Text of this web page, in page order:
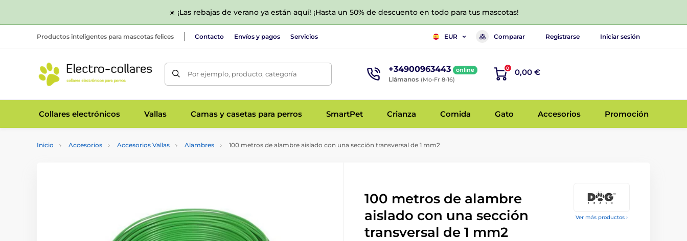
☀️ ¡Las rebajas de verano ya están aquí! ¡Hasta un 50% de descuento en todo para tus mascotas!
Productos inteligentes para mascotas felices Contacto Envíos y pagos Servicios EUR Comparar Registrarse Iniciar sesión
Por ejemplo, producto, categoría +34900963443 online
Llámanos (Mo-Fr 8-16)
0 0,00 €
Collares electrónicos Vallas Camas y casetas para perros SmartPet Crianza Comida Gato Accesorios Promoción
Inicio Accesorios Accesorios Vallas Alambres 100 metros de alambre aislado con una sección transversal de 1 mm2
Ver más productos ›
100 metros de alambre
aislado con una sección
transversal de 1 mm2